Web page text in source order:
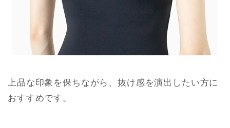
上品な印象を保ちながら、抜け感を演出したい方に
おすすめです。